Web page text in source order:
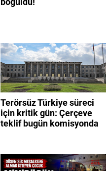
Terörsüz Türkiye süreci
için kritik gün: Çerçeve
teklif bugün komisyonda